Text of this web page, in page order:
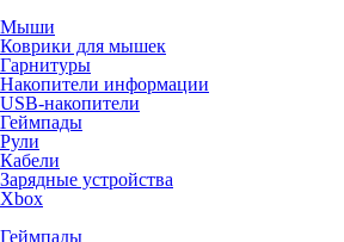
Мыши
Коврики для мышек
Гарнитуры
Накопители информации
USB-накопители
Геймпады
Рули
Кабели
Зарядные устройства
Xbox
Геймпады